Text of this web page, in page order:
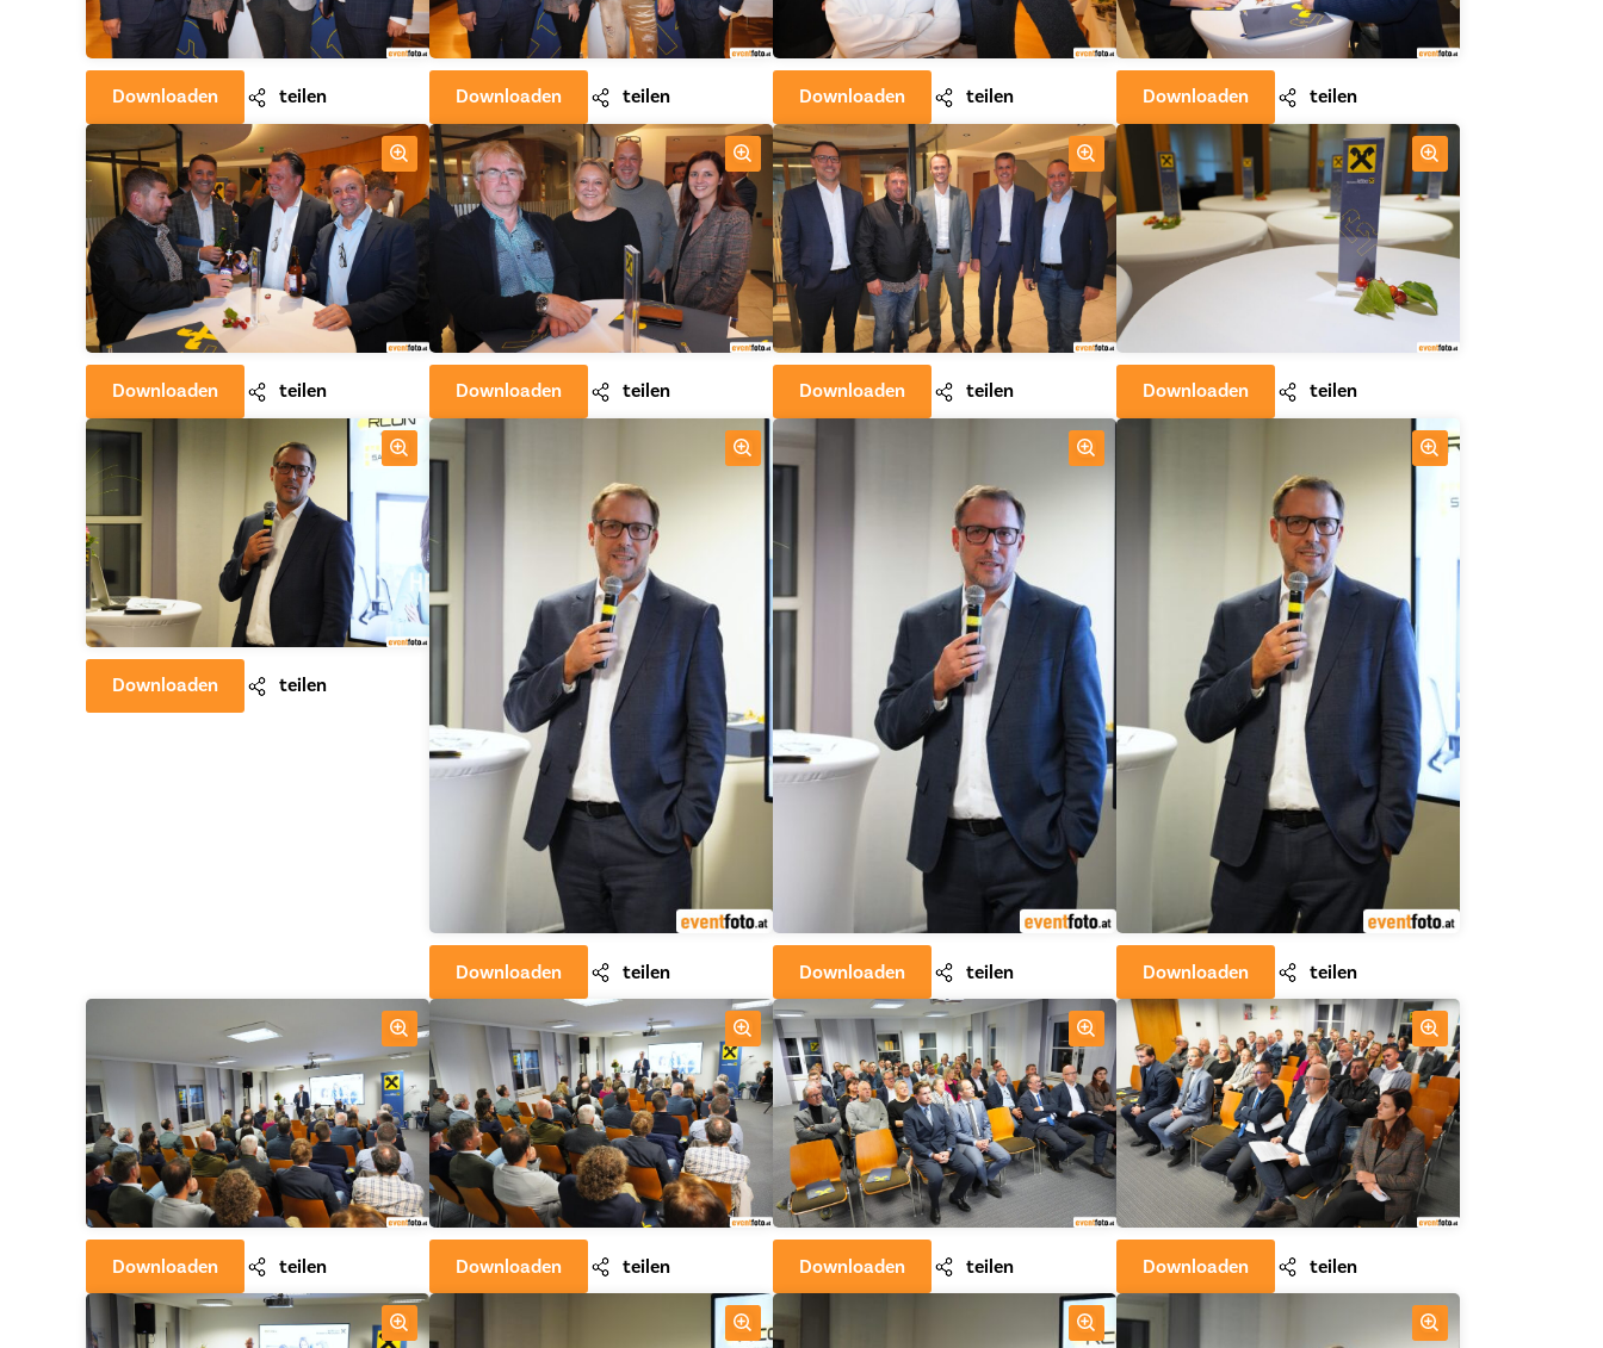
Downloaden teilen Downloaden teilen Downloaden teilen Downloaden teilen
Downloaden teilen Downloaden teilen Downloaden teilen Downloaden teilen
Downloaden teilen
Downloaden teilen Downloaden teilen Downloaden teilen
Downloaden teilen Downloaden teilen Downloaden teilen Downloaden teilen